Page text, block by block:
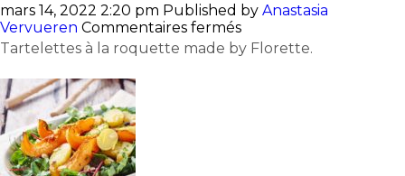
mars 14, 2022 2:20 pm Published by Anastasia
Vervueren Commentaires ferméssur
Tartelettes
à
Tartelettes à la roquette made by Florette.